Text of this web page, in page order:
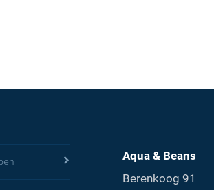
Aqua & Beans
Berenkoog 91